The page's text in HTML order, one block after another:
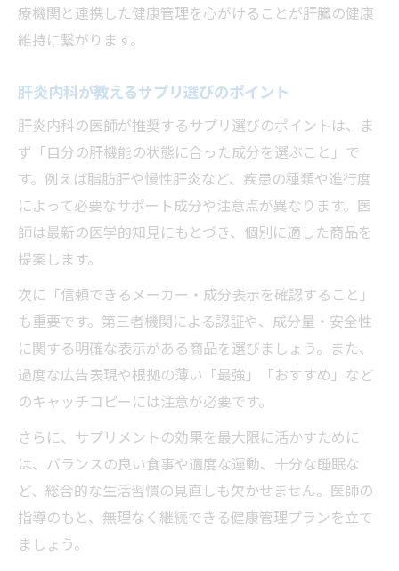
療機関と連携した健康管理を心がけることが肝臓の健康
維持に繋がります。
肝炎内科が教えるサプリ選びのポイント
肝炎内科の医師が推奨するサプリ選びのポイントは、ま
ず「自分の肝機能の状態に合った成分を選ぶこと」で
す。例えば脂肪肝や慢性肝炎など、疾患の種類や進行度
によって必要なサポート成分や注意点が異なります。医
師は最新の医学的知見にもとづき、個別に適した商品を
提案します。
次に「信頼できるメーカー・成分表示を確認すること」
も重要です。第三者機関による認証や、成分量・安全性
に関する明確な表示がある商品を選びましょう。また、
過度な広告表現や根拠の薄い「最強」「おすすめ」など
のキャッチコピーには注意が必要です。
さらに、サプリメントの効果を最大限に活かすために
は、バランスの良い食事や適度な運動、十分な睡眠な
ど、総合的な生活習慣の見直しも欠かせません。医師の
指導のもと、無理なく継続できる健康管理プランを立て
ましょう。